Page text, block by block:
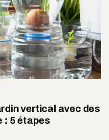
vertical avec des
: 5 étapes